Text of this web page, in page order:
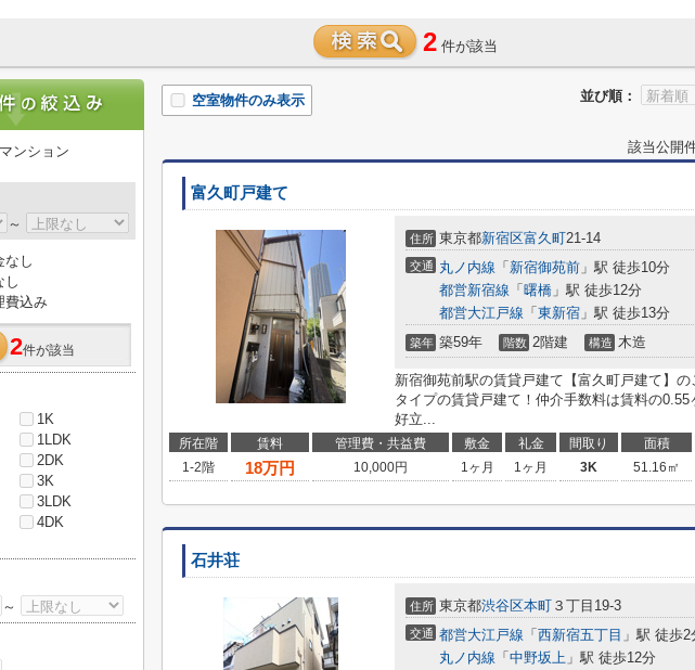
2 件が該当
並び順：
空室物件のみ表示
該当公開
富久町戸建て
住所 東京都新宿区富久町21-14
交通 丸ノ内線 「 新宿御苑前 」駅 徒歩10分
都営新宿線 「 曙橋 」駅 徒歩12分
都営大江戸線 「 東新宿 」駅 徒歩13分
築年 築59年 階数 2階建 構造 木造
新宿御苑前駅の賃貸戸建て【富久町戸建て】
タイプの賃貸戸建て！仲介手数料は賃料の
好立...
所在階 賃料 管理費・共益費 敷金 礼金 間取り 面積
1-2階
18万円 10,000円 1ヶ月 1ヶ月 3K 51.16㎡
石井荘
住所 東京都渋谷区本町 ３丁目19-3
交通 都営大江戸線 「 西新宿五丁目 」駅 徒歩2
丸ノ内線 「 中野坂上 」駅 徒歩12分
マンション
～
なし
し
費込み
2件が該当
1K
1LDK
2DK
3K
3LDK
4DK
～